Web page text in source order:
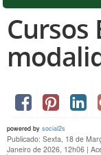
Cursos
powered by social2s
Publicado: Sexta, 18 de
Janeiro de 2026, 12h06 |